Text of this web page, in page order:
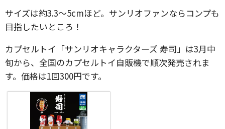
サイズは約3.3〜5cmほど。サンリオファンならコンプも
目指したいところ！
カプセルトイ「サンリオキャラクターズ 寿司」は3月中
旬から、全国のカプセルトイ自販機で順次発売されま
す。価格は1回300円です。